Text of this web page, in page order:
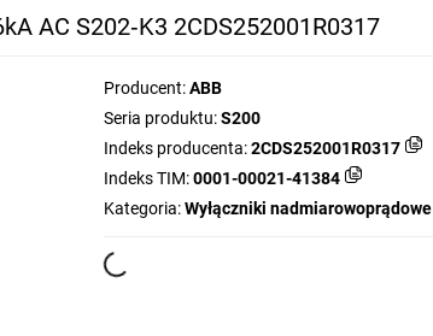
AC S202‑K3 2CDS252001R0317
Producent:ABB
Seria produktu:S200
Indeks producenta:2CDS252001R0317
Indeks TIM:0001-00021-41384
Kategoria:Wyłączniki nadmiarowoprądowe